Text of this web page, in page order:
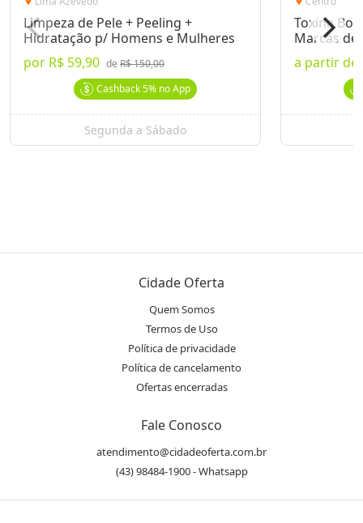
Limpeza de Pele + Peeling +
Hidratação p/ Homens e Mulheres
por R$ 59,90 deR$ 150,00
Cashback5%no App
Segunda a Sábado
Toxina
Marcas de
a partir de
Cidade Oferta
Quem Somos
Termos de Uso
Política de privacidade
Política de cancelamento
Ofertas encerradas
Fale Conosco
atendimento@cidadeoferta.com.br
(43) 98484-1900 - Whatsapp